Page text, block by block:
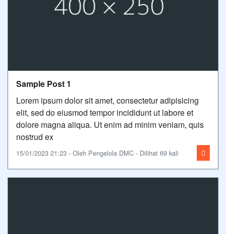
Sample Post 1
Lorem ipsum dolor sit amet, consectetur adipisicing
elit, sed do eiusmod tempor incididunt ut labore et
dolore magna aliqua. Ut enim ad minim veniam, quis
nostrud ex
15/01/2023 21:23 - Oleh Pengelola DMC - Dilihat 69 kali